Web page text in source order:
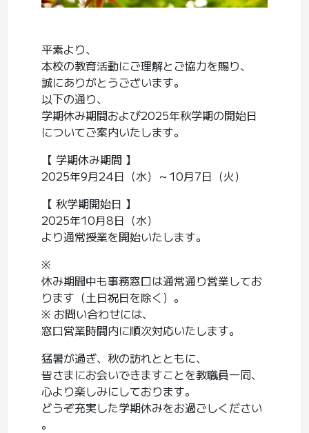
平素より、
本校の教育活動にご理解とご協力を賜り、
誠にありがとうございます。
以下の通り、
学期休み期間および2025年秋学期の開始日
についてご案内いたします。
【 学期休み期間 】
2025年9月24日（水）～ 10月7日（火）
【 秋学期開始日 】
2025年10月8日（水）
より通常授業を開始いたします。
※
休み期間中も事務窓口は通常通り営業してお
ります（土日祝日を除く）。
※ お問い合わせには、
窓口営業時間内に順次対応いたします。
猛暑が過ぎ、秋の訪れとともに、
皆さまにお会いできますことを教職員一同、
心より楽しみにしております。
どうぞ充実した学期休みをお過ごしください
。